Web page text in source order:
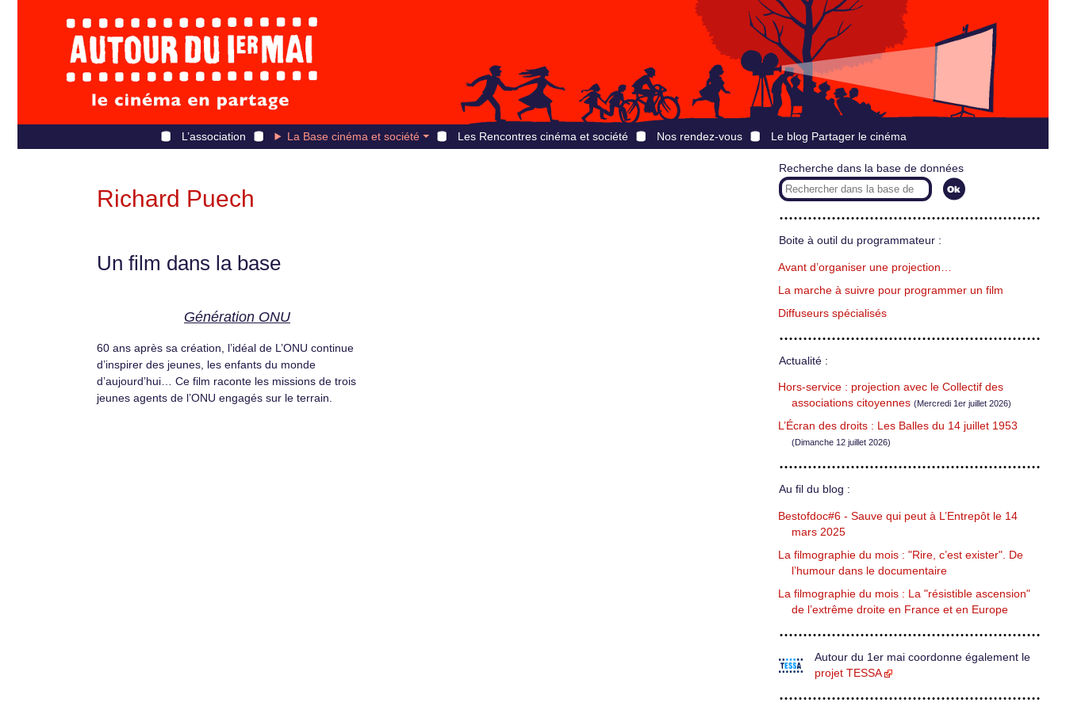
L’association La Base cinéma et société Les Rencontres cinéma et société Nos rendez-vous Le blog Partager le cinéma
Richard Puech
Un film dans la base
Génération ONU
60 ans après sa création, l’idéal de L’ONU continue
d’inspirer des jeunes, les enfants du monde
d’aujourd’hui… Ce film raconte les missions de trois
jeunes agents de l’ONU engagés sur le terrain.
Recherche dans la base de données
Boite à outil du programmateur :
Avant d’organiser une projection…
La marche à suivre pour programmer un film
Diffuseurs spécialisés
Actualité :
Hors-service : projection avec le Collectif des
associations citoyennes (Mercredi 1er juillet 2026)
L’Écran des droits : Les Balles du 14 juillet 1953
(Dimanche 12 juillet 2026)
Au fil du blog :
Bestofdoc#6 - Sauve qui peut à L’Entrepôt le 14
mars 2025
La filmographie du mois : "Rire, c’est exister". De
l’humour dans le documentaire
La filmographie du mois : La "résistible ascension"
de l’extrême droite en France et en Europe
Autour du 1er mai coordonne également le
projet TESSA